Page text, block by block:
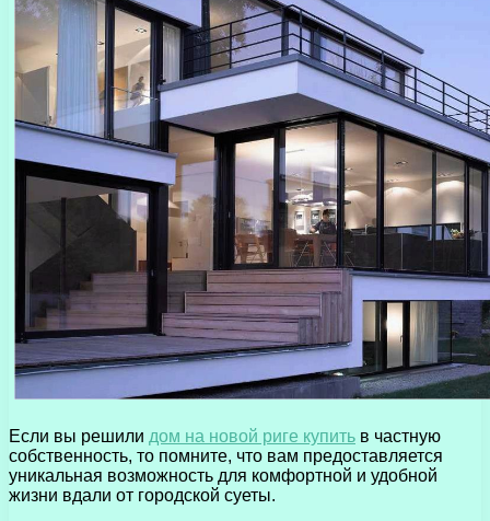
Если вы решили дом на новой риге купить в частную
собственность, то помните, что вам предоставляется
уникальная возможность для комфортной и удобной
жизни вдали от городской суеты.